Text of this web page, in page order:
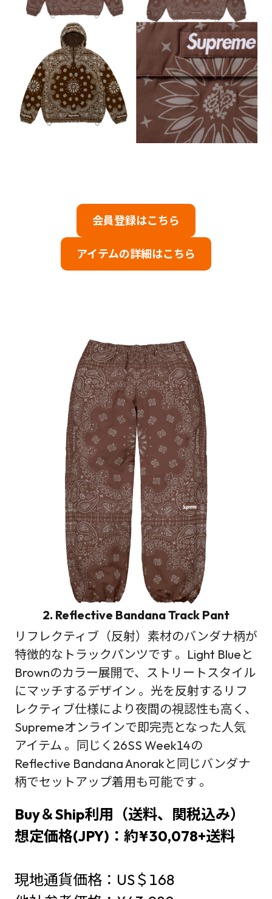
会員登録はこちら
アイテムの詳細はこちら
2. Reflective Bandana Track Pant
リフレクティブ（反射）素材のバンダナ柄が
特徴的なトラックパンツです 。Light Blueと
Brownのカラー展開で、ストリートスタイル
にマッチするデザイン 。光を反射するリフ
レクティブ仕様により夜間の視認性も高く、
Supremeオンラインで即完売となった人気
アイテム 。同じく26SS Week14の
Reflective Bandana Anorakと同じバンダナ
柄でセットアップ着用も可能です 。
Buy＆Ship利用（送料、関税込み）
想定価格(JPY)：約¥30,078+送料
現地通貨価格：US＄168